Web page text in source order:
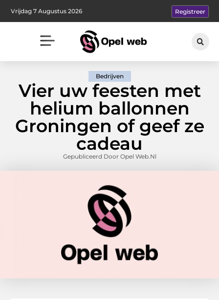
Vrijdag 7 Augustus 2026 Registreer
Bedrijven
Vier uw feesten met
helium ballonnen
Groningen of geef ze
cadeau
Gepubliceerd Door Opel Web.nl